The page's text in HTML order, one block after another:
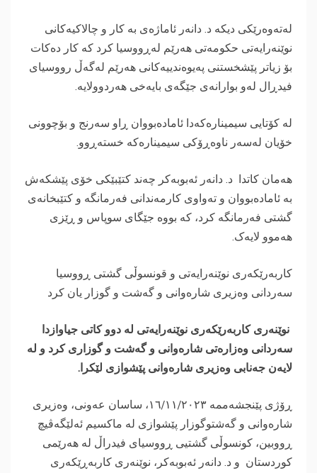
‎لەتەوەرێکی دیکە د. دانەر ئاماژەی بە کار و چالاکیەکانی
نوێنەرایەتی حکومەتی هەرێم لەڕووسیا کرد کە کار دەکات
بۆ زیاتر پێشخستنی پەیوەندییەکانی هەرێم لەگەڵ رووسیای
فیدڕال لەو بوارانەی جێگەی بایەخی هەردوولایە.
‎لە کۆتایی سیمینارەکەدا ئامادەبووان ڕاو سەرنج و بۆچوونی
خۆیان لەسەر ناوەڕۆکی سیمینارەکە خستەڕوو.
‎هەمان کاتدا د. دانەر ئەبوبەکر چەند کتێبێکی خۆی پێشکەش
بە ئامادەبووان و تەواوی کارمەندانی فەرمانگە و کتێبخانەی
گشتی فەرمانگە کرد، کە بووە جێگای سوپاس و ڕێزی
هەموو لایەک.
‎کاربەرێکەری نوێنەرایەتی و قونسوڵی گشتی ڕووسیا
سەردانی وەزیری شارەوانی و گەشت و گوزار یان کرد
‎ نوێنەری کاربەرێکەری نوێنەرایەتی لە دوو کاتی جیاوازدا
سەردانی وەزارەتی شارەوانی و گەشت و گوزاری کرد و لە
لایەن جەنابی وەزیری شارەوانی پێشوازی لێکرا.
‎ڕۆژی پێنجشەممە ۱٦/۱۱/۲٠۲۳، ساسان عەونی، وەزیری
شارەوانی و گەشتوگوزار پێشوازی لە ماکسیم ئەلێگەڤیچ
ڕووبین، كونسوڵی گشتیی ڕووسیای فیدراڵ لە هەرێمی
کوردستان و د. دانەر ئەبوبەکر، نوێنەری کاربەڕێکەری